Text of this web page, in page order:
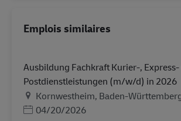
Emplois similaires
Ausbildung Fachkraft Kurier-, Express-
Postdienstleistungen (m/w/d) in 2026
LieuKornwestheim, Baden-
Posted Date
04/20/2026